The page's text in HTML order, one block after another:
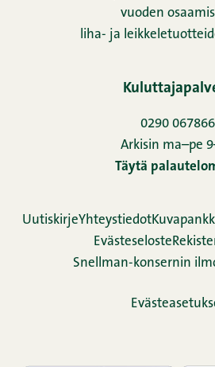
vuoden
liha- ja
0290 067866
Arkisin ma–pe
Täytä
UutiskirjeYhteystiedot
Evästeseloste
Snellman-konsernin